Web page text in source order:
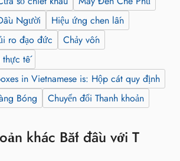
Người
Hiệu ứng chen lấn
ro đạo đức
Chảy vốn
tế
in Vietnamese is: Hộp cát quy định
Bóng
Chuyển đổi Thanh khoản
khác Bắt đầu với T